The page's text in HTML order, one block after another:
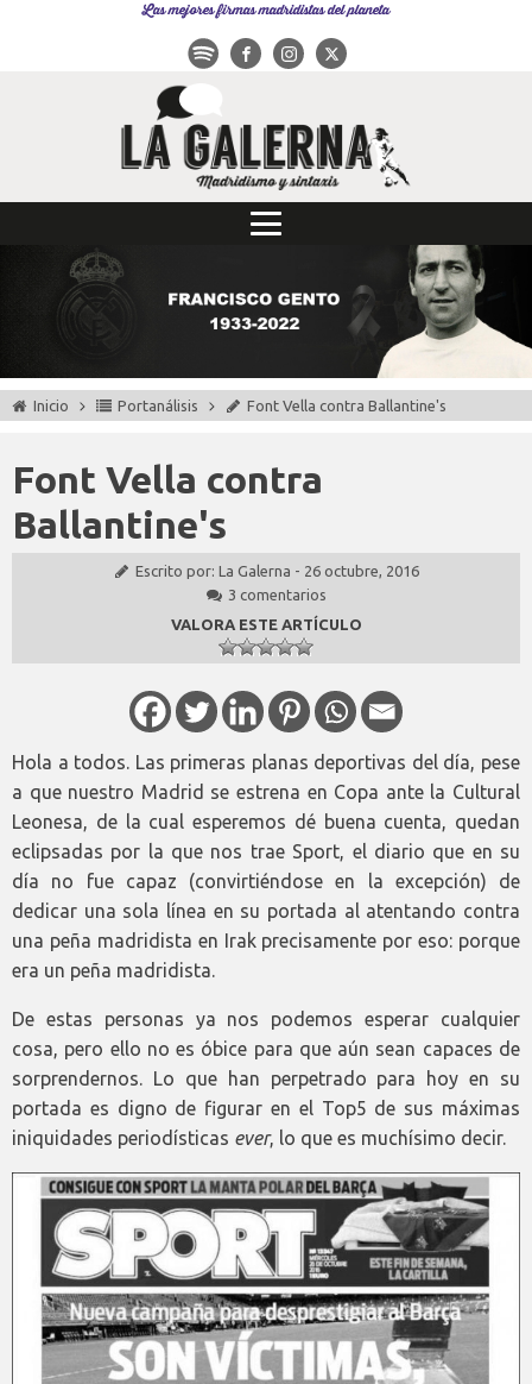
Las mejores firmas madridistas del planeta
Inicio Portanálisis Font Vella contra Ballantine's
Font Vella contra
Ballantine's
Escrito por: La Galerna - 26 octubre, 2016
3 comentarios
VALORA ESTE ARTÍCULO
Hola a todos. Las primeras planas deportivas del día, pese
a que nuestro Madrid se estrena en Copa ante la Cultural
Leonesa, de la cual esperemos dé buena cuenta, quedan
eclipsadas por la que nos trae Sport, el diario que en su
día no fue capaz (convirtiéndose en la excepción) de
dedicar una sola línea en su portada al atentando contra
una peña madridista en Irak precisamente por eso: porque
era un peña madridista.
De estas personas ya nos podemos esperar cualquier
cosa, pero ello no es óbice para que aún sean capaces de
sorprendernos. Lo que han perpetrado para hoy en su
portada es digno de figurar en el Top5 de sus máximas
iniquidades periodísticas ever, lo que es muchísimo decir.